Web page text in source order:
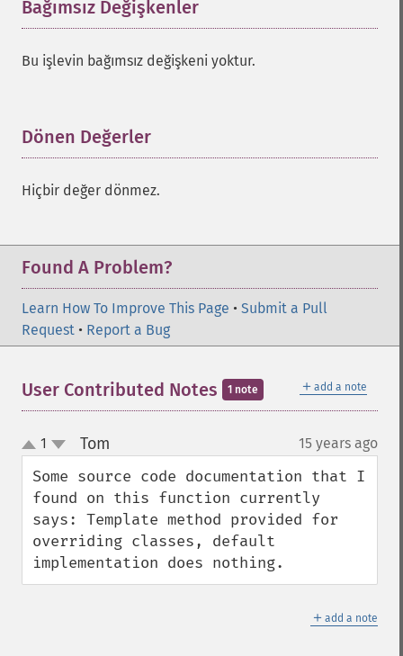
Bağımsız Değişkenler
Bu işlevin bağımsız değişkeni yoktur.
Dönen Değerler
Hiçbir değer dönmez.
Found A Problem?
Learn How To Improve This Page • Submit a Pull
Request • Report a Bug
＋ add a note
User Contributed Notes 1 note
up
down
1 Tom 15 years ago
Some source code documentation that I
found on this function currently
says: Template method provided for
overriding classes, default
implementation does nothing.
＋ add a note